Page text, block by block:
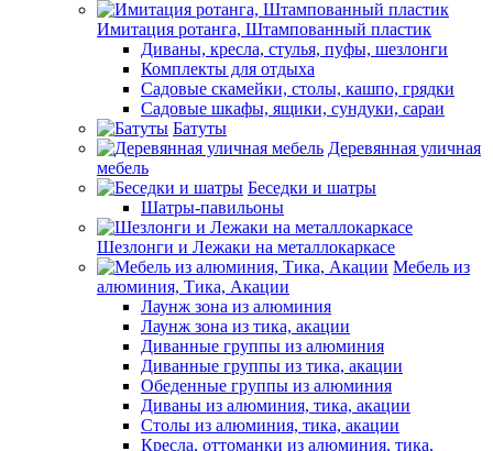
Имитация ротанга, Штампованный пластик
Диваны, кресла, стулья, пуфы, шезлонги
Комплекты для отдыха
Садовые скамейки, столы, кашпо, грядки
Садовые шкафы, ящики, сундуки, сараи
Батуты
Деревянная уличная
мебель
Беседки и шатры
Шатры-павильоны
Шезлонги и Лежаки на металлокаркасе
Мебель из
алюминия, Тика, Акации
Лаунж зона из алюминия
Лаунж зона из тика, акации
Диванные группы из алюминия
Диванные группы из тика, акации
Обеденные группы из алюминия
Диваны из алюминия, тика, акации
Столы из алюминия, тика, акации
Кресла, оттоманки из алюминия, тика,